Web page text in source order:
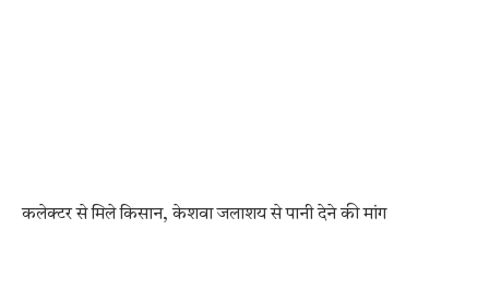
कलेक्टर से मिले किसान, केशवा जलाशय से पानी देने की मांग